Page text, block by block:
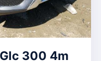
300 4m